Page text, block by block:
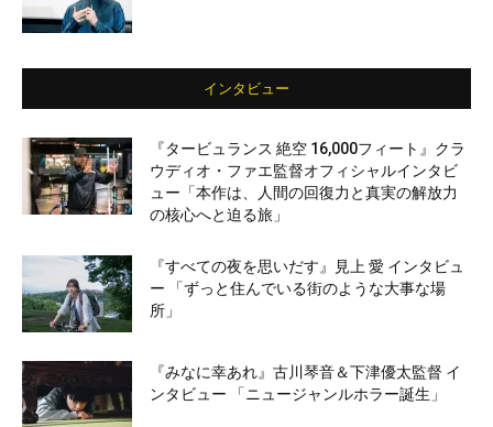
インタビュー
『タービュランス 絶空 16,000フィート』クラ
ウディオ・ファエ監督オフィシャルインタビ
ュー「本作は、人間の回復力と真実の解放力
の核心へと迫る旅」
『すべての夜を思いだす』見上 愛 インタビュ
ー 「ずっと住んでいる街のような大事な場
所」
『みなに幸あれ』古川琴音＆下津優太監督 イ
ンタビュー 「ニュージャンルホラー誕生」